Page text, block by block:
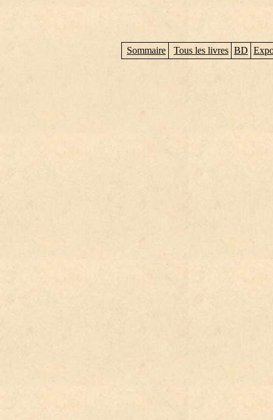
Sommaire Tous les livres BD